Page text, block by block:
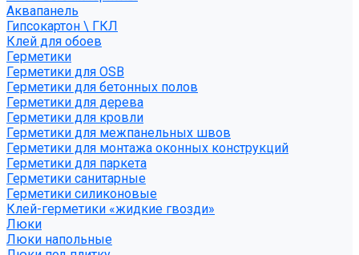
Аквапанель
Гипсокартон \ ГКЛ
Клей для обоев
Герметики
Герметики для OSB
Герметики для бетонных полов
Герметики для дерева
Герметики для кровли
Герметики для межпанельных швов
Герметики для монтажа оконных конструкций
Герметики для паркета
Герметики санитарные
Герметики силиконовые
Клей-герметики «жидкие гвозди»
Люки
Люки напольные